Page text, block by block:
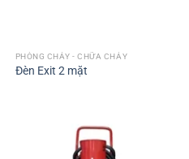
PHÒNG CHÁY - CHỮA CHÁY
Đèn Exit 2 mặt